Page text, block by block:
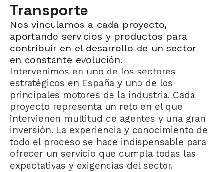
Transporte
Nos vinculamos a cada proyecto,
aportando servicios y productos para
contribuir en el desarrollo de un sector
en constante evolución.
Intervenimos en uno de los sectores
estratégicos en España y uno de los
principales motores de la industria. Cada
proyecto representa un reto en el que
intervienen multitud de agentes y una gran
inversión. La experiencia y conocimiento de
todo el proceso se hace indispensable para
ofrecer un servicio que cumpla todas las
expectativas y exigencias del sector.